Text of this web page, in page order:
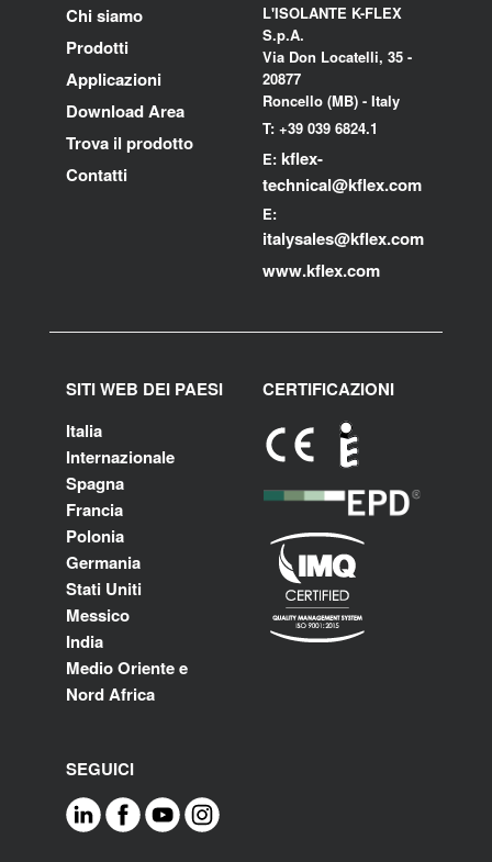
Chi siamo
Prodotti
Applicazioni
Download Area
Trova il prodotto
Contatti
L'ISOLANTE K-FLEX
S.p.A.
Via Don Locatelli, 35 -
20877
Roncello (MB) - Italy
T: +39 039 6824.1
E: kflex-
technical@kflex.com
E:
italysales@kflex.com
www.kflex.com
SITI WEB DEI PAESI
Italia
Internazionale
Spagna
Francia
Polonia
Germania
Stati Uniti
Messico
India
Medio Oriente e
Nord Africa
CERTIFICAZIONI
SEGUICI